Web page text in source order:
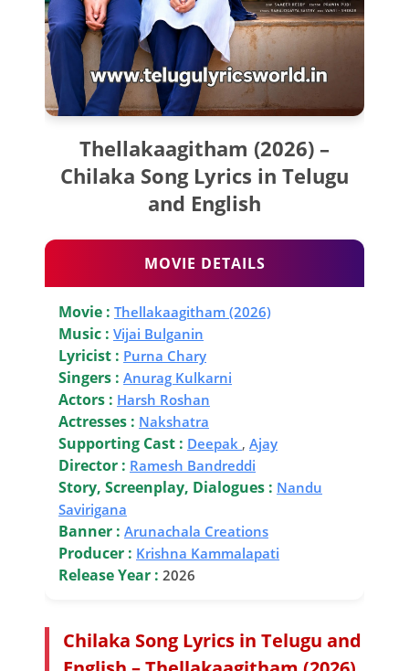
Thellakaagitham (2026) –
Chilaka Song Lyrics in Telugu
and English
MOVIE DETAILS
Movie : Thellakaagitham (2026)
Music : Vijai Bulganin
Lyricist : Purna Chary
Singers : Anurag Kulkarni
Actors : Harsh Roshan
Actresses : Nakshatra
Supporting Cast : Deepak , Ajay
Director : Ramesh Bandreddi
Story, Screenplay, Dialogues : Nandu
Savirigana
Banner : Arunachala Creations
Producer : Krishna Kammalapati
Release Year : 2026
Chilaka Song Lyrics in Telugu and